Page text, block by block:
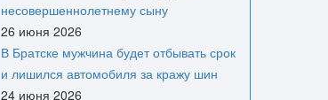
несовершеннолетнему сыну
26 июня 2026
В Братске мужчина будет отбывать срок
и лишился автомобиля за кражу шин
24 июня 2026